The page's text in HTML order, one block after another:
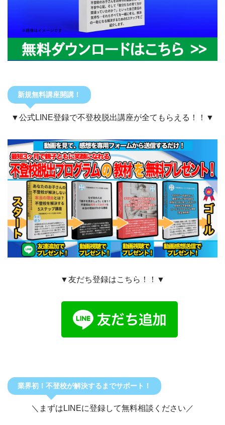
新規無料講座開講！
▼公式LINE登録で不登校脱出講座が全てもらえる！！▼
▼友だち登録はこちら！！▼
業界初！不登校が解決するまでサポート！
＼まずはLINEに登録して無料相談ください／